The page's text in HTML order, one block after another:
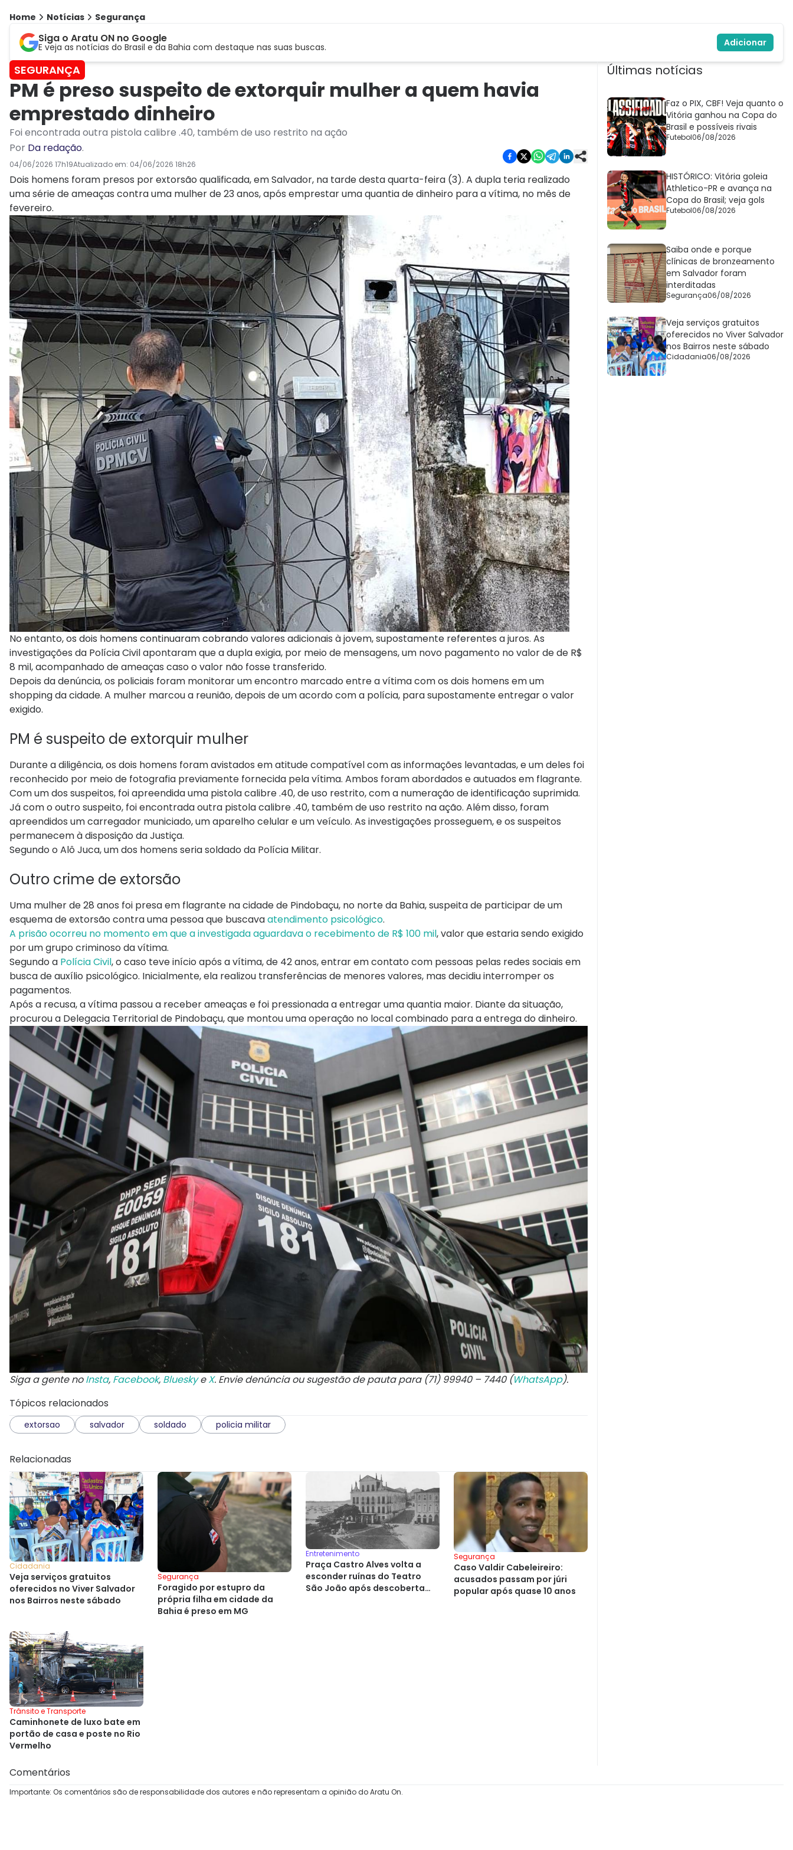
Home Notícias Segurança
Siga o Aratu ON no Google
E veja as notícias do Brasil e da Bahia com destaque nas suas buscas. Adicionar
SEGURANÇA
PM é preso suspeito de extorquir mulher a quem havia
emprestado dinheiro
Foi encontrada outra pistola calibre .40, também de uso restrito na ação
Por Da redação.
04/06/2026 17h19Atualizado em: 04/06/2026 18h26
Dois homens foram presos por extorsão qualificada, em Salvador, na tarde desta quarta-feira (3). A dupla teria realizado
uma série de ameaças contra uma mulher de 23 anos, após emprestar uma quantia de dinheiro para a vítima, no mês de
fevereiro.
No entanto, os dois homens continuaram cobrando valores adicionais à jovem, supostamente referentes a juros. As
investigações da Polícia Civil apontaram que a dupla exigia, por meio de mensagens, um novo pagamento no valor de de R$
8 mil, acompanhado de ameaças caso o valor não fosse transferido.
Depois da denúncia, os policiais foram monitorar um encontro marcado entre a vítima com os dois homens em um
shopping da cidade. A mulher marcou a reunião, depois de um acordo com a polícia, para supostamente entregar o valor
exigido.
PM é suspeito de extorquir mulher
Durante a diligência, os dois homens foram avistados em atitude compatível com as informações levantadas, e um deles foi
reconhecido por meio de fotografia previamente fornecida pela vítima. Ambos foram abordados e autuados em flagrante.
Com um dos suspeitos, foi apreendida uma pistola calibre .40, de uso restrito, com a numeração de identificação suprimida.
Já com o outro suspeito, foi encontrada outra pistola calibre .40, também de uso restrito na ação. Além disso, foram
apreendidos um carregador municiado, um aparelho celular e um veículo. As investigações prosseguem, e os suspeitos
permanecem à disposição da Justiça.
Segundo o Alô Juca, um dos homens seria soldado da Polícia Militar.
Outro crime de extorsão
Uma mulher de 28 anos foi presa em flagrante na cidade de Pindobaçu, no norte da Bahia, suspeita de participar de um
esquema de extorsão contra uma pessoa que buscavaatendimento psicológico.
A prisão ocorreu no momento em que a investigada aguardava o recebimento de R$ 100 mil, valor que estaria sendo exigido
por um grupo criminoso da vítima.
Segundo a Polícia Civil, o caso teve início após a vítima, de 42 anos, entrar em contato com pessoas pelas redes sociais em
busca de auxílio psicológico. Inicialmente, ela realizou transferências de menores valores, mas decidiu interromper os
pagamentos.
Após a recusa, a vítima passou a receber ameaças e foi pressionada a entregar uma quantia maior. Diante da situação,
procurou a Delegacia Territorial de Pindobaçu, que montou uma operação no local combinado para a entrega do dinheiro.
Siga a gente noInsta, Facebook, BlueskyeX. Envie denúncia ou sugestão de pauta para (71) 99940 – 7440 (WhatsApp).
Tópicos relacionados
extorsao salvador soldado policia militar
Relacionadas
Cidadania
Veja serviços gratuitos
oferecidos no Viver Salvador
nos Bairros neste sábado
Segurança
Foragido por estupro da
própria filha em cidade da
Bahia é preso em MG
Entretenimento
Praça Castro Alves volta a
esconder ruínas do Teatro
São João após descoberta
Segurança
Caso Valdir Cabeleireiro:
acusados passam por júri
popular após quase 10 anos
Trânsito e Transporte
Caminhonete de luxo bate em
portão de casa e poste no Rio
Vermelho
Últimas notícias
Faz o PIX, CBF! Veja quanto o
Vitória ganhou na Copa do
Brasil e possíveis rivais
Futebol06/08/2026
HISTÓRICO: Vitória goleia
Athletico-PR e avança na
Copa do Brasil; veja gols
Futebol06/08/2026
Saiba onde e porque
clínicas de bronzeamento
em Salvador foram
interditadas
Segurança06/08/2026
Veja serviços gratuitos
oferecidos no Viver Salvador
nos Bairros neste sábado
Cidadania06/08/2026
Comentários
Importante: Os comentários são de responsabilidade dos autores e não representam a opinião do Aratu On.